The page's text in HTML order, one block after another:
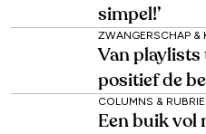
simpel!’
ZWANGERSCHAP &
Van playlists
positief de
COLUMNS &
Een buik vol